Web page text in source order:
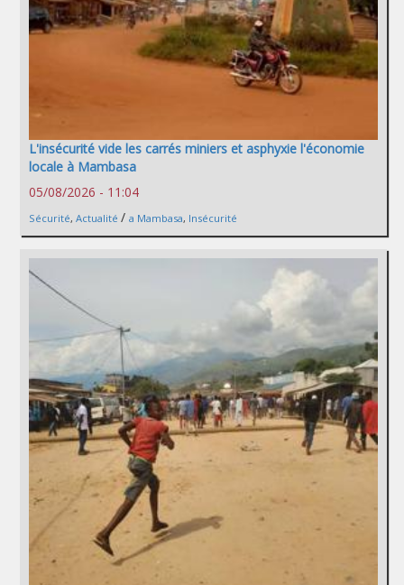
L'insécurité vide les carrés miniers et asphyxie l'économie
locale à Mambasa
05/08/2026 - 11:04
Sécurité, Actualité / a Mambasa, Insécurité